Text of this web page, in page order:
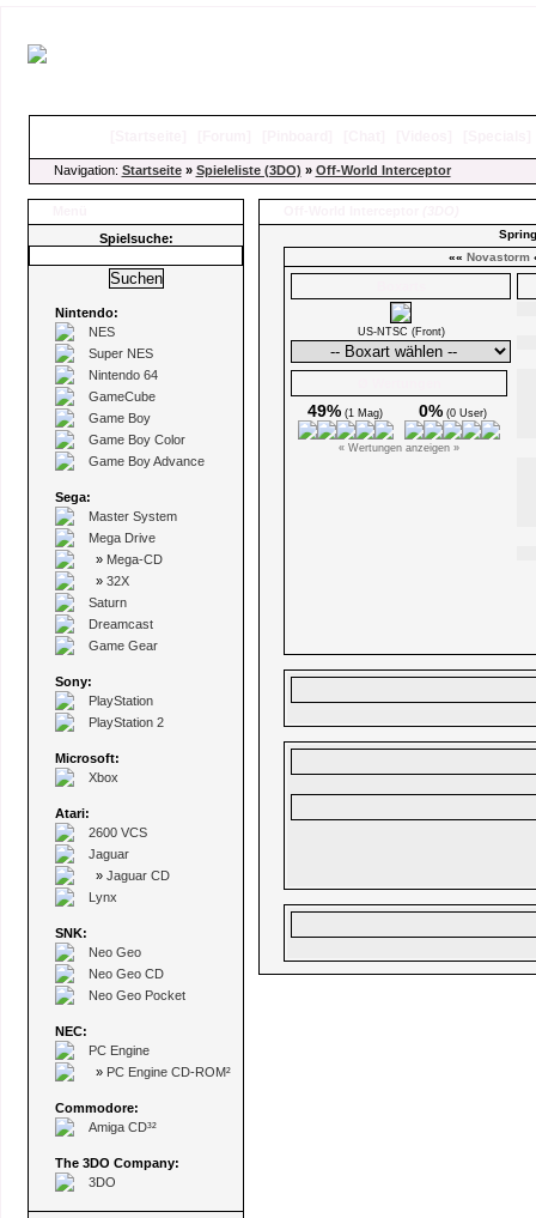
Navigation: Startseite» Spieleliste (3DO) » Off-World Interceptor
Spielsuche:
Nintendo:
NES
Super NES
Nintendo 64
GameCube
Game Boy
Game Boy Color
Game Boy Advance
Sega:
Master System
Mega Drive
» Mega-CD
» 32X
Saturn
Dreamcast
Game Gear
Sony:
PlayStation
PlayStation 2
Microsoft:
Xbox
Atari:
2600 VCS
Jaguar
» Jaguar CD
Lynx
SNK:
Neo Geo
Neo Geo CD
Neo Geo Pocket
NEC:
PC Engine
» PC Engine CD-ROM²
Commodore:
Amiga CD³²
The 3DO Company:
3DO
«« Novastorm
US-NTSC (Front)
49% (1 Mag) 0% (0 User)
« Wertungen anzeigen »